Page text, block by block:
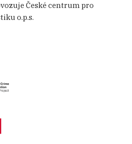
České centrum pro
o.p.s.